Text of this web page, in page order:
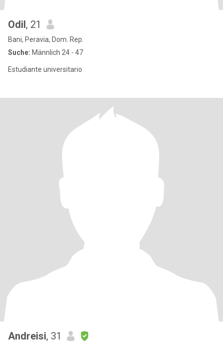
Odil, 21
Bani, Peravia, Dom. Rep.
Suche: Männlich 24 - 47
Estudiante universitario
Andreisi, 31